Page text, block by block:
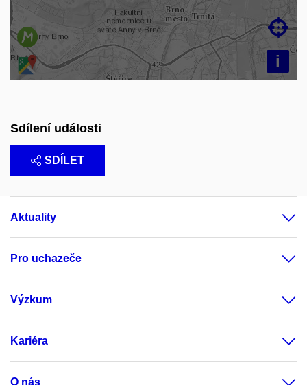
i

Sdílení události
SDÍLET
Aktuality
Pro uchazeče
Výzkum
Kariéra
O nás